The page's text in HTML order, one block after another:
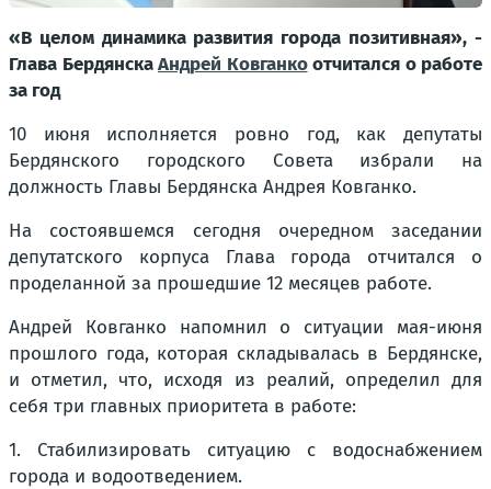
«В целом динамика развития города позитивная», -
Глава БердянскаАндрей Ковганкоотчитался о работе
за год
10 июня исполняется ровно год, как депутаты
Бердянского городского Совета избрали на
должность Главы Бердянска Андрея Ковганко.
На состоявшемся сегодня очередном заседании
депутатского корпуса Глава города отчитался о
проделанной за прошедшие 12 месяцев работе.
Андрей Ковганко напомнил о ситуации мая-июня
прошлого года, которая складывалась в Бердянске,
и отметил, что, исходя из реалий, определил для
себя три главных приоритета в работе:
1. Стабилизировать ситуацию с водоснабжением
города и водоотведением.